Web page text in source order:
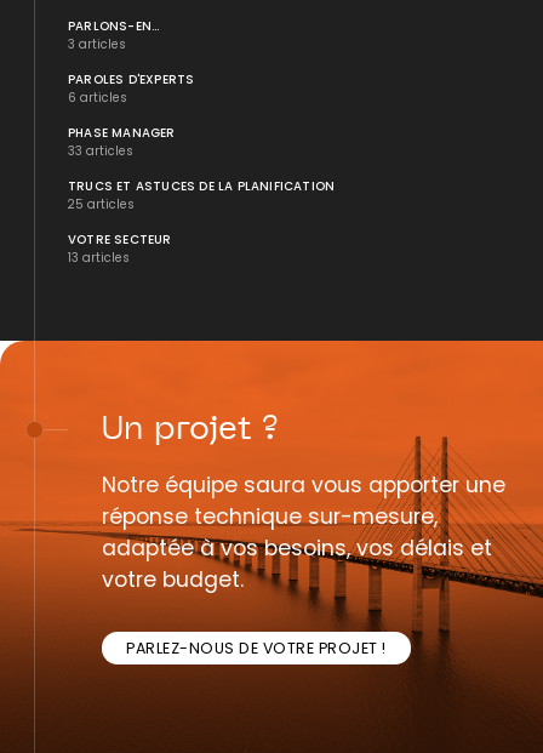
PARLONS-EN...
3 articles
PAROLES D'EXPERTS
6 articles
PHASE MANAGER
33 articles
TRUCS ET ASTUCES DE LA PLANIFICATION
25 articles
VOTRE SECTEUR
13 articles
Un projet ?
Notre équipe saura vous apporter une
réponse technique sur-mesure,
adaptée à vos besoins, vos délais et
votre budget.
PARLEZ-NOUS DE VOTRE PROJET !